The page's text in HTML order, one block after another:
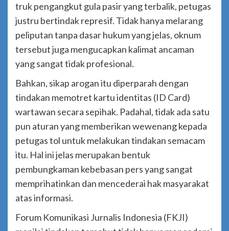
truk pengangkut gula pasir yang terbalik, petugas
justru bertindak represif. Tidak hanya melarang
peliputan tanpa dasar hukum yang jelas, oknum
tersebut juga mengucapkan kalimat ancaman
yang sangat tidak profesional.
Bahkan, sikap arogan itu diperparah dengan
tindakan memotret kartu identitas (ID Card)
wartawan secara sepihak. Padahal, tidak ada satu
pun aturan yang memberikan wewenang kepada
petugas tol untuk melakukan tindakan semacam
itu. Hal ini jelas merupakan bentuk
pembungkaman kebebasan pers yang sangat
memprihatinkan dan mencederai hak masyarakat
atas informasi.
Forum Komunikasi Jurnalis Indonesia (FKJI)